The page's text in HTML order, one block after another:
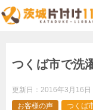
つくば市で洗
更新日： 2016年3月16日
お客様の声
つくば